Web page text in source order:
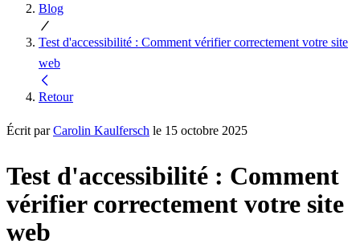
Blog
Test d'accessibilité : Comment vérifier correctement votre site
web
Retour
Écrit parCarolin Kaulfersch le 15 octobre 2025
Test d'accessibilité : Comment
vérifier correctement votre site
web